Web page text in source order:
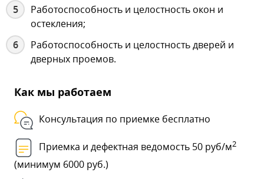
Работоспособность и целостность окон и
остекления;
Работоспособность и целостность дверей и
дверных проемов.
Как мы работаем
Консультация по приемке бесплатно
Приемка и дефектная ведомость 50 руб/м2
(минимум 6000 руб.)